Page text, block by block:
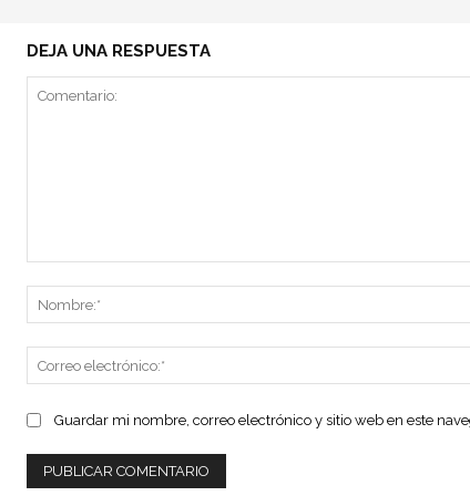
DEJA UNA RESPUESTA
Guardar mi nombre, correo electrónico y sitio web en este